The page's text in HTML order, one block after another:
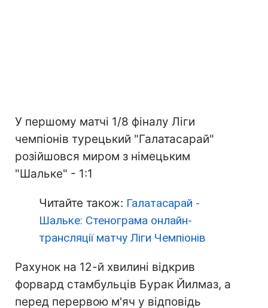
У першому матчі 1/8 фіналу Ліги
чемпіонів турецький "Галатасарай"
розійшовся миром з німецьким
"Шальке" - 1:1
Читайте також: Галатасарай -
Шальке: Стенограма онлайн-
трансляції матчу Ліги Чемпіонів
Рахунок на 12-й хвилині відкрив
форвард стамбульців Бурак Йилмаз, а
перед перервою м'яч у відповідь